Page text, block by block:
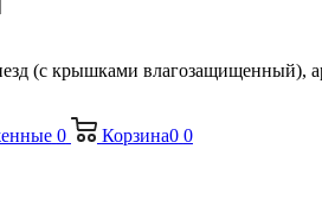
(с крышками влагозащищенный),
0 Корзина0 0